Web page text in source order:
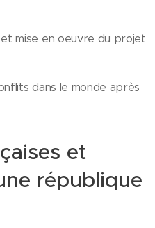
mise en oeuvre du projet
dans le monde après
et
république